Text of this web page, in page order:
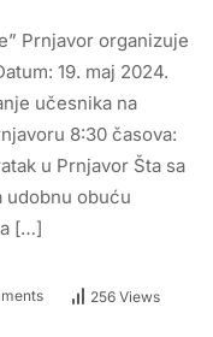
Prnjavor organizuje
19. maj 2024.
učesnika na
8:30 časova:
u Prnjavor Šta sa
udobnu obuću
[…]
256 Views